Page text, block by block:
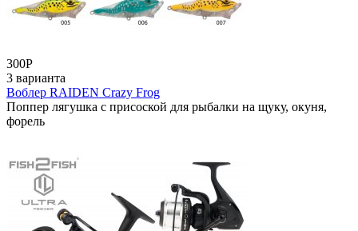
300Р
3 варианта
Воблер RAIDEN Crazy Frog
Поппер лягушка с присоской для рыбалки на щуку, окуня,
форель